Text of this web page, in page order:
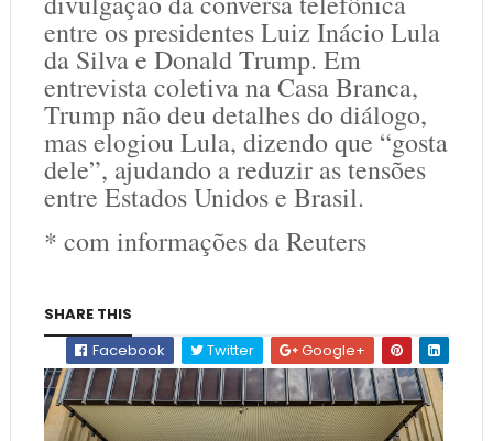
entre os presidentes Luiz Inácio Lula
da Silva e Donald Trump. Em
entrevista coletiva na Casa Branca,
Trump não deu detalhes do diálogo,
mas elogiou Lula, dizendo que “gosta
dele”, ajudando a reduzir as tensões
entre Estados Unidos e Brasil.
* com informações da Reuters
SHARE THIS
Facebook
Twitter Google+